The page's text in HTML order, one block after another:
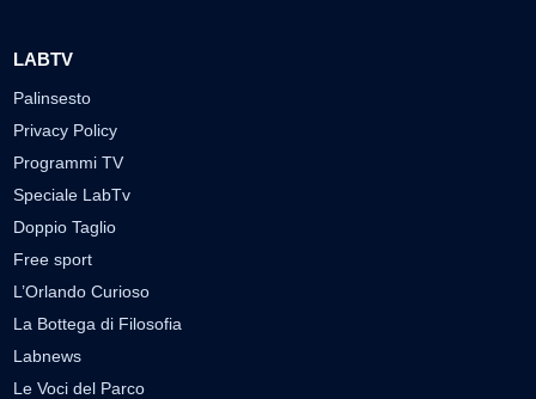
LABTV
Palinsesto
Privacy Policy
Programmi TV
Speciale LabTv
Doppio Taglio
Free sport
L’Orlando Curioso
La Bottega di Filosofia
Labnews
Le Voci del Parco